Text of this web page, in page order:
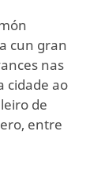
cun gran
nas
cidade ao
de
entre